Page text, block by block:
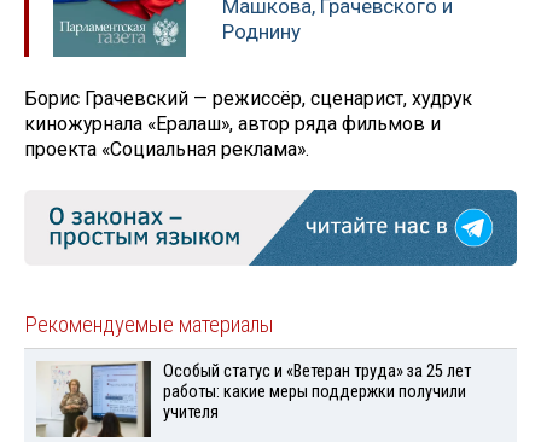
Машкова, Грачевского и
Роднину
Борис Грачевский — режиссёр, сценарист, худрук
киножурнала «Ералаш», автор ряда фильмов и
проекта «Социальная реклама».
Рекомендуемые материалы
Особый статус и «Ветеран труда» за 25 лет
работы: какие меры поддержки получили
учителя